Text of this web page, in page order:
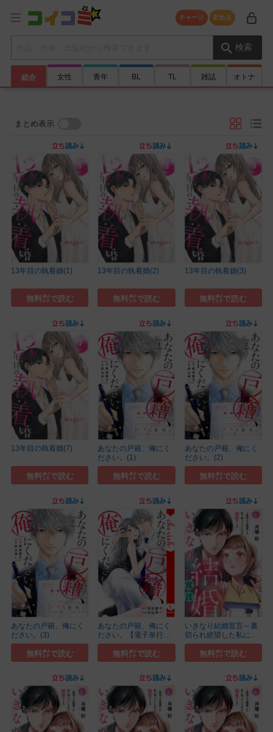
チャージ 貯める
検索
総合 女性 青年 BL TL 雑誌 オトナ
まとめ表示
13年目の執着婚(1)
無料㌽で読む
13年目の執着婚(2)
無料㌽で読む
13年目の執着婚(3)
無料㌽で読む
13年目の執着婚(7)
無料㌽で読む
あなたの戸籍、俺にく
ださい。(1)
無料㌽で読む
あなたの戸籍、俺にく
ださい。(2)
無料㌽で読む
あなたの戸籍、俺にく
ださい。(3)
無料㌽で読む
あなたの戸籍、俺にく
ださい。【電子単行
本...(1)
無料㌽で読む
いきなり結婚宣言～裏
切られ絶望した私に
待...(1)
無料㌽で読む